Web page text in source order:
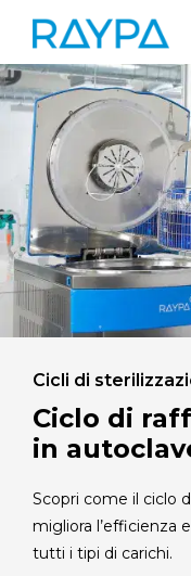
contenuto
Autoclavi
Analisi
Azienda
Blog
Contatti
Italiano
Cicli di
Ciclo di
in
Scopri come il ciclo
migliora l’efficienza
tutti i tipi di carichi.